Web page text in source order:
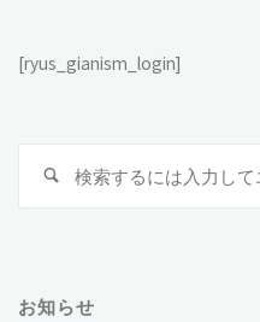
[ryus_gianism_login]
お知らせ